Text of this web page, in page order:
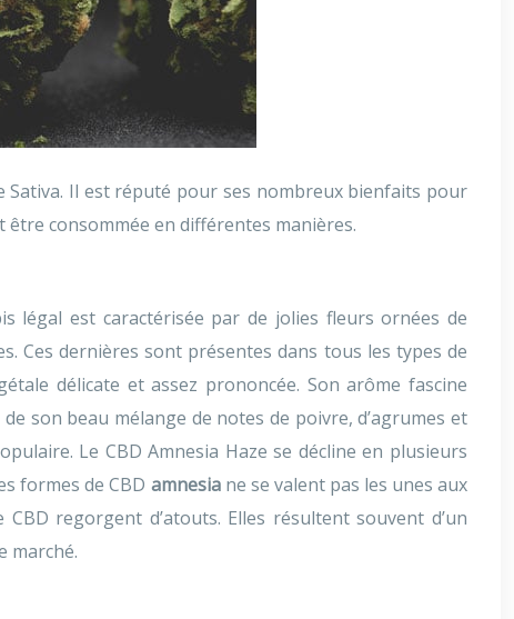
Sativa. Il est réputé pour ses nombreux bienfaits pour
être consommée en différentes manières.
légal est caractérisée par de jolies fleurs ornées de
Ces dernières sont présentes dans tous les types de
délicate et assez prononcée. Son arôme fascine
son beau mélange de notes de poivre, d’agrumes et
Le CBD Amnesia Haze se décline en plusieurs
formes de CBD amnesiane se valent pas les unes aux
regorgent d’atouts. Elles résultent souvent d’un
marché.